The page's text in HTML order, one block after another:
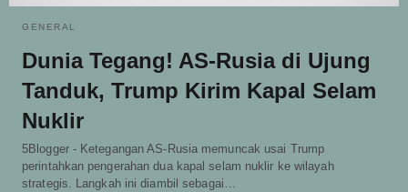
GENERAL
Dunia Tegang! AS-Rusia di Ujung
Tanduk, Trump Kirim Kapal Selam
Nuklir
5Blogger - Ketegangan AS-Rusia memuncak usai Trump
perintahkan pengerahan dua kapal selam nuklir ke wilayah
strategis. Langkah ini diambil sebagai…